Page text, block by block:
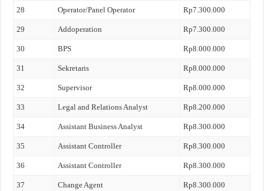
28 Operator/Panel Operator Rp7.300.000
29 Addoperation Rp7.300.000
30 BPS Rp8.000.000
31 Sekretaris Rp8.000.000
32 Supervisor Rp8.000.000
33 Legal and Relations Analyst Rp8.200.000
34 Assistant Business Analyst Rp8.300.000
35 Assistant Controller Rp8.300.000
36 Assistant Controller Rp8.300.000
37 Change Agent Rp8.300.000